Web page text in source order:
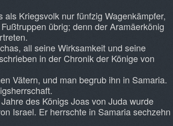
Kriegsvolk nur fünfzig Wagenkämpfer,
übrig; denn der Aramäerkönig
all seine Wirksamkeit und seine
in der Chronik der Könige von
Vätern, und man begrub ihn in Samaria.
des Königs Joas von Juda wurde
Israel. Er herrschte in Samaria sechzehn